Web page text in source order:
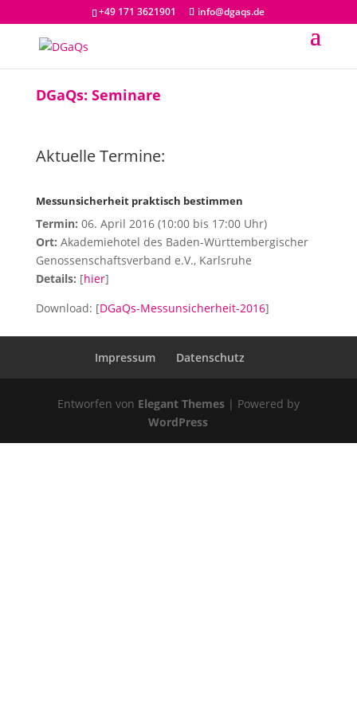
+49 171 3621901 info@dgaqs.de
DGaQs: Seminare
Aktuelle Termine:
Messunsicherheit praktisch bestimmen
Termin: 06. April 2016 (10:00 bis 17:00 Uhr)
Ort: Akademiehotel des Baden-Württembergischer
Genossenschaftsverband e.V., Karlsruhe
Details: [hier]
Download: [DGaQs-Messunsicherheit-2016]
Impressum Datenschutz
Entworfen von Elegant Themes| Powered by
WordPress